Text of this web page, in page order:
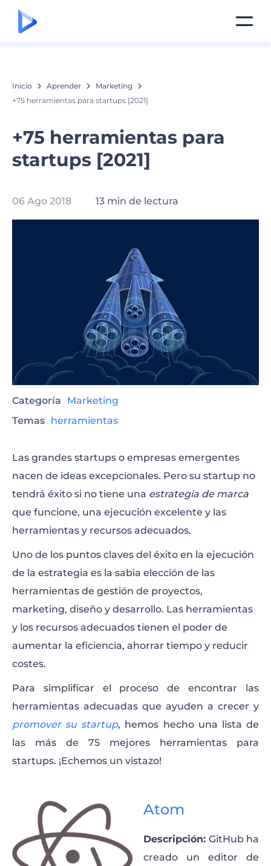
Inicio Aprender
Marketing
+75 herramientas para startups [2021]
+75 herramientas para
startups [2021]
06 Ago 2018 13 min de lectura
Categoría
Marketing
Temas herramientas
Las grandes startups o empresas emergentes
nacen de ideas excepcionales. Pero su startup no
tendrá éxito si no tiene una estrategia de marca
que funcione, una ejecución excelente y las
herramientas y recursos adecuados.
Uno de los puntos claves del éxito en la ejecución
de la estrategia es la sabia elección de las
herramientas de gestión de proyectos,
marketing, diseño y desarrollo. Las herramientas
y los recursos adecuados tienen el poder de
aumentar la eficiencia, ahorrar tiempo y reducir
costes.
Para simplificar el proceso de encontrar las
herramientas adecuadas que ayuden a crecer y
promover su startup, hemos hecho una lista de
las más de 75 mejores herramientas para
startups. ¡Echemos un vistazo!
Atom
Descripción: GitHub ha
creado un editor de